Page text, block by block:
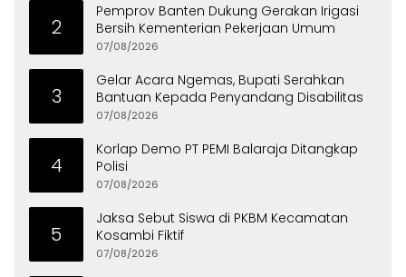
2
Pemprov Banten Dukung Gerakan Irigasi
Bersih Kementerian Pekerjaan Umum
07/08/2026
3
Gelar Acara Ngemas, Bupati Serahkan
Bantuan Kepada Penyandang Disabilitas
07/08/2026
4
Korlap Demo PT PEMI Balaraja Ditangkap
Polisi
07/08/2026
5
Jaksa Sebut Siswa di PKBM Kecamatan
Kosambi Fiktif
07/08/2026